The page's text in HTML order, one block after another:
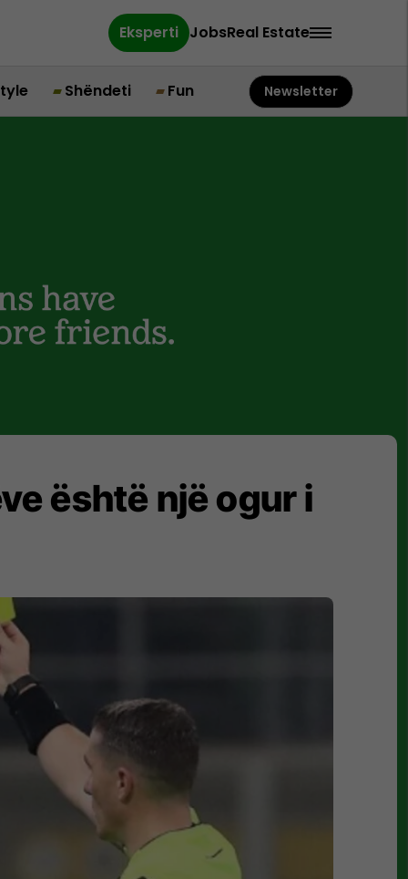
Eksperti JobsReal Estate
Shëndeti Fun Newsletter
është një ogur i